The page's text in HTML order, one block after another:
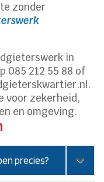
zonder
in
085 212 55 88 of
voor zekerheid,
en omgeving.
precies?